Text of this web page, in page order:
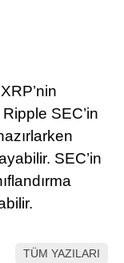
Telegram
SEC’in
SEC’in
TÜM YAZILARI